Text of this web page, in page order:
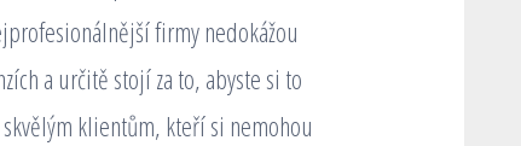
firmy nedokážou
a určitě stojí za to, abyste si to
klientům, kteří si nemohou